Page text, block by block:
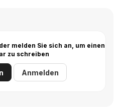
melden Sie sich an, um einen
zu schreiben
Anmelden